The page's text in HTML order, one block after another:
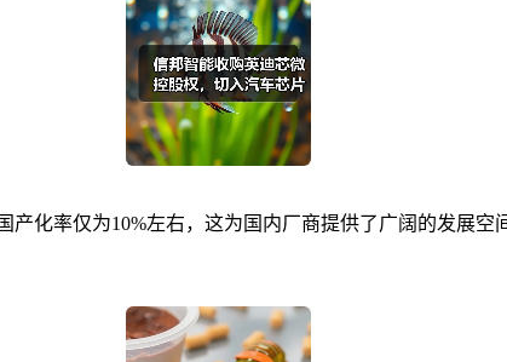
化率仅为10%左右，这为国内厂商提供了广阔的发展